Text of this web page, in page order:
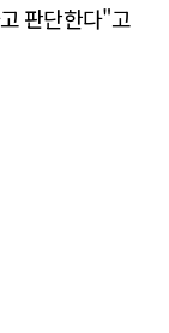
판단한다"고